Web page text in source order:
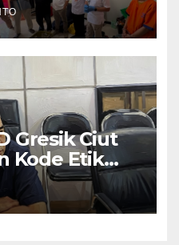
Gresik Ciut
Kode Etik